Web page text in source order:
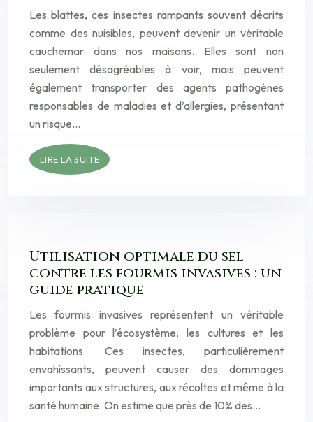
Les blattes, ces insectes rampants souvent décrits
comme des nuisibles, peuvent devenir un véritable
cauchemar dans nos maisons. Elles sont non
seulement désagréables à voir, mais peuvent
également transporter des agents pathogènes
responsables de maladies et d’allergies, présentant
un risque…
LIRE LA SUITE
Utilisation optimale du sel
contre les fourmis invasives : un
guide pratique
Les fourmis invasives représentent un véritable
problème pour l’écosystème, les cultures et les
habitations. Ces insectes, particulièrement
envahissants, peuvent causer des dommages
importants aux structures, aux récoltes et même à la
santé humaine. On estime que près de 10% des…